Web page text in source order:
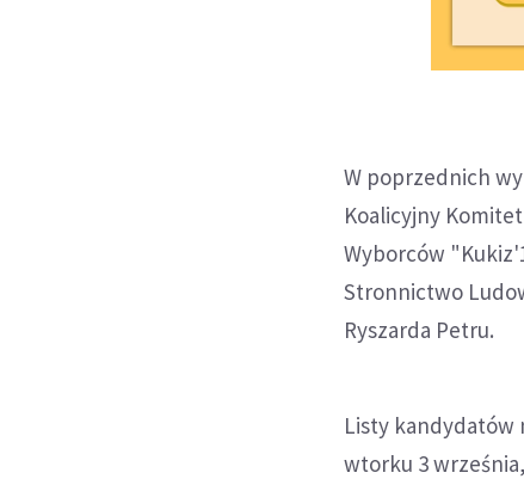
W poprzednich
Koalicyjny
Wyborców
Stronnictwo
Ryszarda Petru.
Listy kandydatów
wtorku 3